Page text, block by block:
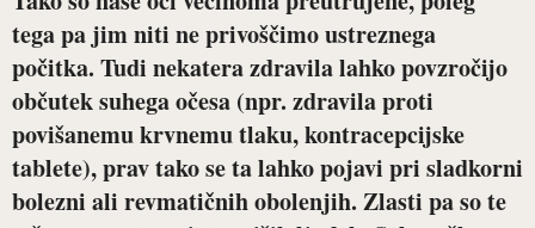
tega pa jim niti ne privoščimo ustreznega
počitka. Tudi nekatera zdravila lahko povzročijo
občutek suhega očesa (npr. zdravila proti
povišanemu krvnemu tlaku, kontracepcijske
tablete), prav tako se ta lahko pojavi pri sladkorni
bolezni ali revmatičnih obolenjih. Zlasti pa so te